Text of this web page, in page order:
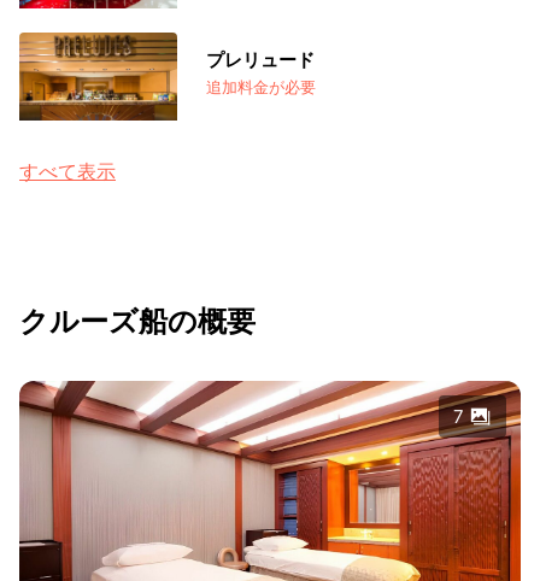
プレリュード
追加料金が必要
すべて表示
クルーズ船の概要
7